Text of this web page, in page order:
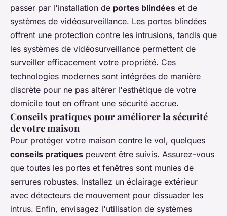
passer par l'installation de portes blindées et de
systèmes de vidéosurveillance. Les portes blindées
offrent une protection contre les intrusions, tandis que
les systèmes de vidéosurveillance permettent de
surveiller efficacement votre propriété. Ces
technologies modernes sont intégrées de manière
discrète pour ne pas altérer l'esthétique de votre
domicile tout en offrant une sécurité accrue.
Conseils pratiques pour améliorer la sécurité
de votre maison
Pour protéger votre maison contre le vol, quelques
conseils pratiques peuvent être suivis. Assurez-vous
que toutes les portes et fenêtres sont munies de
serrures robustes. Installez un éclairage extérieur
avec détecteurs de mouvement pour dissuader les
intrus. Enfin, envisagez l'utilisation de systèmes